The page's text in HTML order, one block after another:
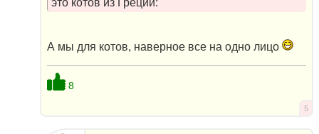
это котов из Греции:
А мы для котов, наверное все на одно лицо
8
5